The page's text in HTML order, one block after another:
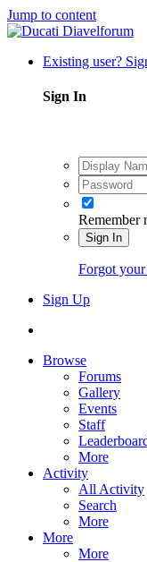
Jump to content
Existing user?
Sign In
Remember
Sign In
Forgot
Sign Up
Browse
Forums
Gallery
Events
Staff
More
Activity
All Activity
Search
More
More
More